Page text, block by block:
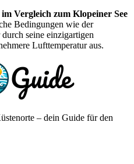
Vergleich zum Klopeiner See
Bedingungen wie der
seine einzigartigen
Lufttemperatur aus.
– dein Guide für den